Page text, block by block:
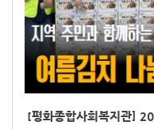
[평화종합사회복지관]